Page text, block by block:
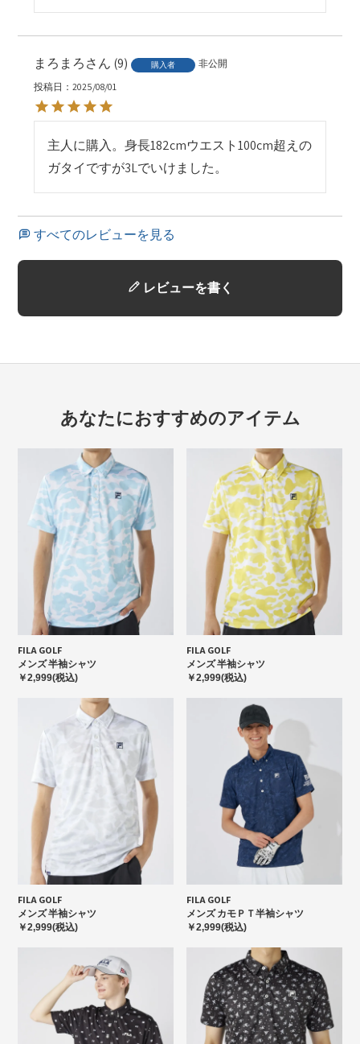
まろまろ 9 購入者
非公開
投稿日
2025/08/01
主人に購入。身長182cmウエスト100cm超えの
ガタイですが3Lでいけました。
すべてのレビューを見る
レビューを書く
あなたにおすすめのアイテム
FILA GOLF
メンズ 半袖シャツ
￥2,999(税込)
FILA GOLF
メンズ 半袖シャツ
￥2,999(税込)
FILA GOLF
メンズ 半袖シャツ
￥2,999(税込)
FILA GOLF
メンズ カモＰＴ半袖シャツ
￥2,999(税込)